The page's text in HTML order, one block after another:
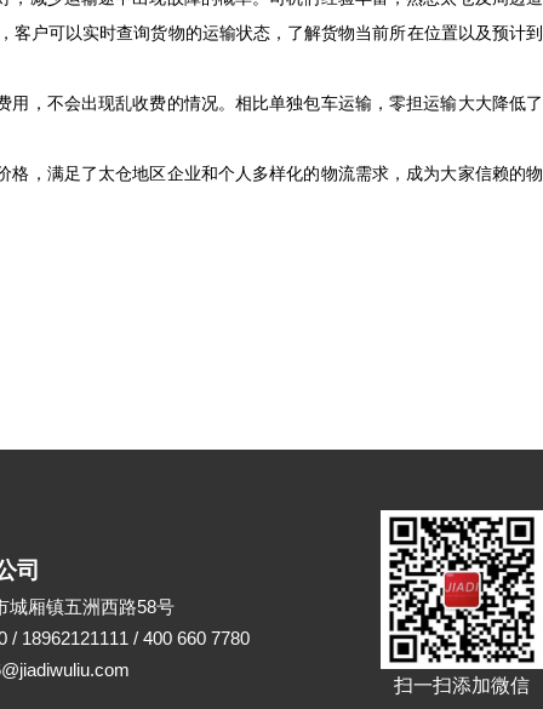
户可以实时查询货物的运输状态，了解货物当前所在位置以及预计到
，不会出现乱收费的情况。相比单独包车运输，零担运输大大降低了
，满足了太仓地区企业和个人多样化的物流需求，成为大家信赖的物
扫一扫添加微信
司
城厢镇五洲西路58号
/ 18962121111 / 400 660 7780